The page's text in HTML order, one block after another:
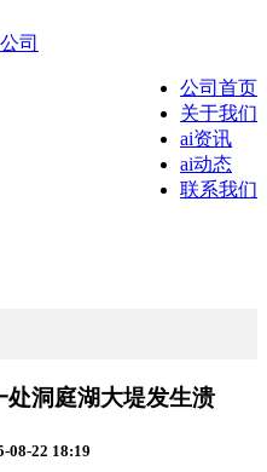
公司首页
关于我们
ai资讯
ai动态
联系我们
洞庭湖大堤发生溃
08-22 18:19